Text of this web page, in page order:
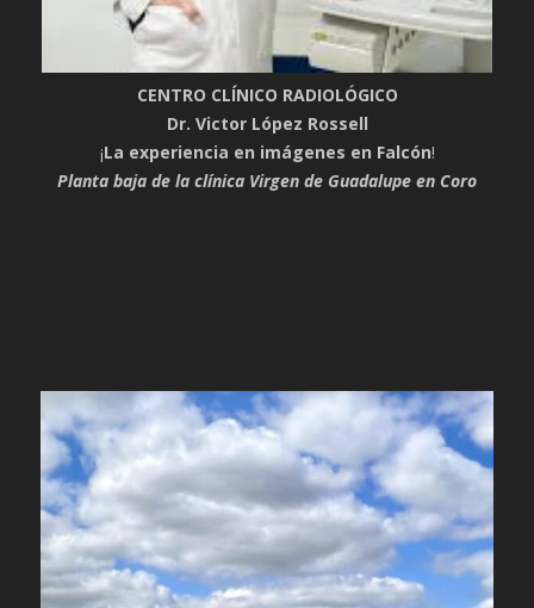
CENTRO CLÍNICO RADIOLÓGICO
Dr. Victor López Rossell
¡La experiencia en imágenes en Falcón!
Planta baja de la clínica Virgen de Guadalupe en Coro